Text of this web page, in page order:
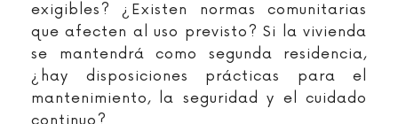
exigibles? ¿Existen normas comunitarias
que afecten al uso previsto? Si la vivienda
se mantendrá como segunda residencia,
¿hay disposiciones prácticas para el
mantenimiento, la seguridad y el cuidado
continuo?